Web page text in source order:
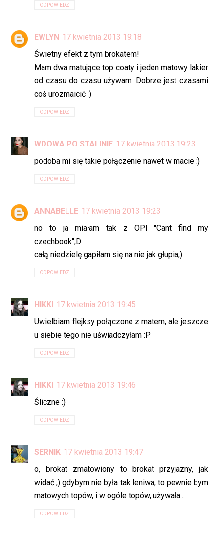
ODPOWIEDZ
EWLYN 17 kwietnia 2013 19:18
Świetny efekt z tym brokatem!
Mam dwa matujące top coaty i jeden matowy lakier
od czasu do czasu używam. Dobrze jest czasami
coś urozmaicić :)
ODPOWIEDZ
WDOWA PO STALINIE 17 kwietnia 2013 19:23
podoba mi się takie połączenie nawet w macie :)
ODPOWIEDZ
ANNABELLE 17 kwietnia 2013 19:23
no to ja miałam tak z OPI ''Cant find my
czechbook'';D
całą niedzielę gapiłam się na nie jak głupia;)
ODPOWIEDZ
HIKKI 17 kwietnia 2013 19:45
Uwielbiam flejksy połączone z matem, ale jeszcze
u siebie tego nie uświadczyłam :P
ODPOWIEDZ
HIKKI 17 kwietnia 2013 19:46
Śliczne :)
ODPOWIEDZ
SERNIK 17 kwietnia 2013 19:47
o, brokat zmatowiony to brokat przyjazny, jak
widać ;) gdybym nie była tak leniwa, to pewnie bym
matowych topów, i w ogóle topów, używała...
ODPOWIEDZ